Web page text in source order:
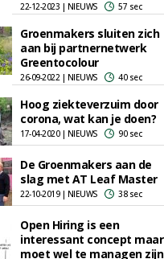
22-12-2023 | NIEUWS 57 sec
Groenmakers sluiten zich
aan bij partnernetwerk
Greentocolour
26-09-2022 | NIEUWS 40 sec
Hoog ziekteverzuim door
corona, wat kan je doen?
17-04-2020 | NIEUWS 90 sec
De Groenmakers aan de
slag met AT Leaf Master
22-10-2019 | NIEUWS 38 sec
Open Hiring is een
interessant concept maar
moet wel te managen zijn